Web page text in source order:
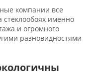
компании все
именно
и огромного
разновидностями